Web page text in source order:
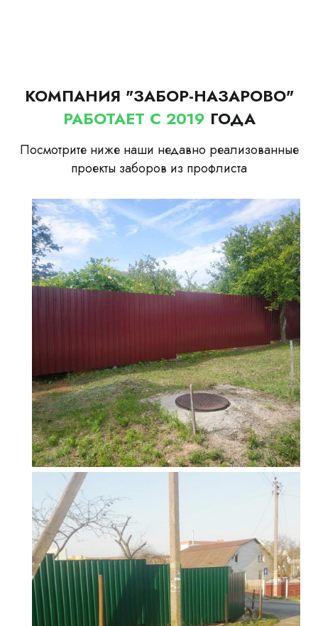
КОМПАНИЯ "ЗАБОР-НАЗАРОВО"
РАБОТАЕТ С 2019 ГОДА
Посмотрите ниже наши недавно реализованные
проекты заборов из профлиста